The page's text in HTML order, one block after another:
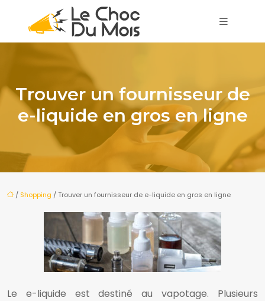
Trouver un fournisseur de
e-liquide en gros en ligne
/ Shopping / Trouver un fournisseur de e-liquide en gros en ligne
Le e-liquide est destiné au vapotage. Plusieurs